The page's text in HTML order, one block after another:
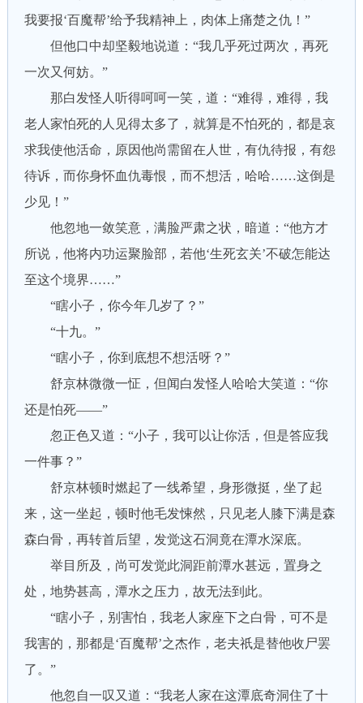
我要报‘百魔帮’给予我精神上，肉体上痛楚之仇！”
但他口中却坚毅地说道：“我几乎死过两次，再死
一次又何妨。”
那白发怪人听得呵呵一笑，道：“难得，难得，我
老人家怕死的人见得太多了，就算是不怕死的，都是哀
求我使他活命，原因他尚需留在人世，有仇待报，有怨
待诉，而你身怀血仇毒恨，而不想活，哈哈……这倒是
少见！”
他忽地一敛笑意，满脸严肃之状，暗道：“他方才
所说，他将内功运聚脸部，若他‘生死玄关’不破怎能达
至这个境界……”
“瞎小子，你今年几岁了？”
“十九。”
“瞎小子，你到底想不想活呀？”
舒京林微微一怔，但闻白发怪人哈哈大笑道：“你
还是怕死——”
忽正色又道：“小子，我可以让你活，但是答应我
一件事？”
舒京林顿时燃起了一线希望，身形微挺，坐了起
来，这一坐起，顿时他毛发悚然，只见老人膝下满是森
森白骨，再转首后望，发觉这石洞竟在潭水深底。
举目所及，尚可发觉此洞距前潭水甚远，置身之
处，地势甚高，潭水之压力，故无法到此。
“瞎小子，别害怕，我老人家座下之白骨，可不是
我害的，那都是‘百魔帮’之杰作，老夫祇是替他收尸罢
了。”
他忽自一叹又道：“我老人家在这潭底奇洞住了十